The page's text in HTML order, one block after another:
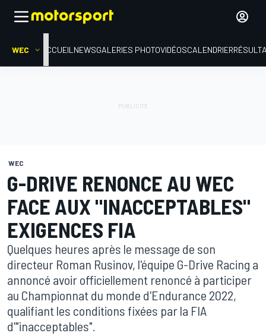
WEC ACCUEIL NEWSGALERIES PHOTOVIDÉOSCALENDRIER
WEC
G-DRIVE RENONCE AU WEC
FACE AUX "INACCEPTABLES"
EXIGENCES FIA
Quelques heures après le message de son
directeur Roman Rusinov, l'équipe G-Drive Racing a
annoncé avoir officiellement renoncé à participer
au Championnat du monde d'Endurance 2022,
qualifiant les conditions fixées par la FIA
d'"inacceptables".